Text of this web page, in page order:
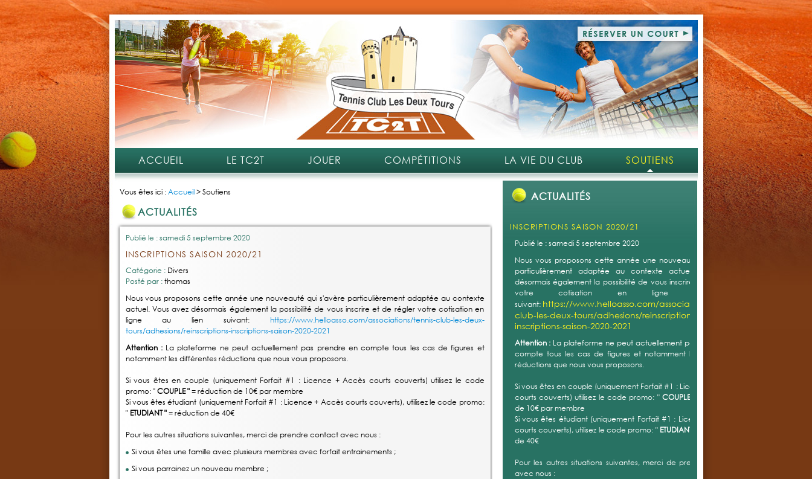
ACCUEIL LE TC2T JOUER COMPÉTITIONS LA VIE DU CLUB SOUTIENS
Vous êtes ici :Accueil>Soutiens
ACTUALITÉS
Publié le : samedi 5 septembre 2020
INSCRIPTIONS SAISON 2020/21
Catégorie :Divers
Posté par :thomas
Nous vous proposons cette année une nouveauté qui s'avère particulièrement adaptée au contexte
actuel. Vous avez désormais également la possibilité de vous inscrire et de régler votre cotisation en
ligne au lien suivant: https://www.helloasso.com/associations/tennis-club-les-deux-
tours/adhesions/reinscriptions-inscriptions-saison-2020-2021
Attention :La plateforme ne peut actuellement pas prendre en compte tous les cas de figures et
notamment les différentes réductions que nous vous proposons.
Si vous êtes en couple (uniquement Forfait #1 : Licence + Accès courts couverts) utilisez le code
promo: "COUPLE "= réduction de 10€ par membre
Si vous êtes étudiant (uniquement Forfait #1 : Licence + Accès courts couverts), utilisez le code promo:
" ETUDIANT "= réduction de 40€
Pour les autres situations suivantes, merci de prendre contact avec nous :
Si vous êtes une famille avec plusieurs membres avec forfait entrainements ;
Si vous parrainez un nouveau membre ;
ACTUALITÉS
INSCRIPTIONS SAISON 2020/21
Publié le : samedi 5 septembre 2020
Nous vous proposons cette année une nouveauté qui s'avère
particulièrement adaptée au contexte actuel. Vous avez
désormais également la possibilité de vous inscrire et de régler
votre cotisation en ligne au lien
suivant: https://www.helloasso.com/associations/tennis-
club-les-deux-tours/adhesions/reinscriptions-
inscriptions-saison-2020-2021
Attention : La plateforme ne peut actuellement pas prendre en
compte tous les cas de figures et notamment les différentes
réductions que nous vous proposons.
Si vous êtes en couple (uniquement Forfait #1 : Licence + Accès
courts couverts) utilisez le code promo: "COUPLE "
de 10€ par membre
Si vous êtes étudiant (uniquement Forfait #1 : Licence + Accès
courts couverts), utilisez le code promo: " ETUDIANT "
de 40€
Pour les autres situations suivantes, merci de prendre contact
avec nous :